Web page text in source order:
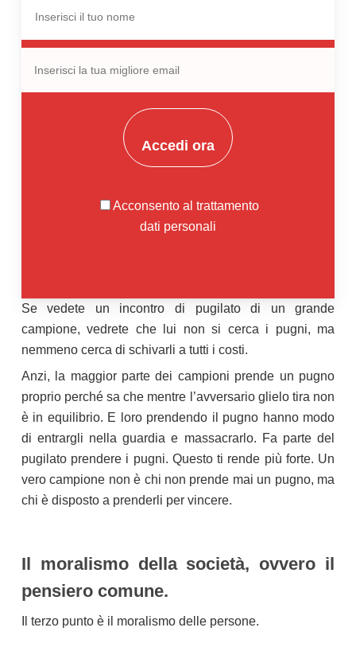
Accedi ora
Acconsento al trattamento
dati personali
Se vedete un incontro di pugilato di un grande
campione, vedrete che lui non si cerca i pugni, ma
nemmeno cerca di schivarli a tutti i costi.
Anzi, la maggior parte dei campioni prende un pugno
proprio perché sa che mentre l’avversario glielo tira non
è in equilibrio. E loro prendendo il pugno hanno modo
di entrargli nella guardia e massacrarlo. Fa parte del
pugilato prendere i pugni. Questo ti rende più forte. Un
vero campione non è chi non prende mai un pugno, ma
chi è disposto a prenderli per vincere.
Il moralismo della società, ovvero il
pensiero comune.
Il terzo punto è il moralismo delle persone.